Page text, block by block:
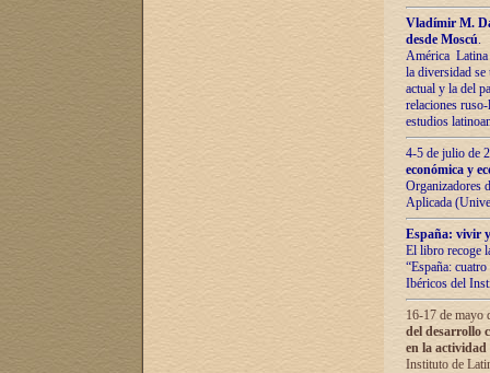
Vladímir М.
desde Moscú.
América Latina
la diversidad
actual у lа del
relaciones
estudios
4-5 de julio de
económica y
Organizadores
Aplicada
España: vivir
El libro recoge
“España:
Ibéricos del
16-17 de mayo
del desarrollo
en la
Instituto de